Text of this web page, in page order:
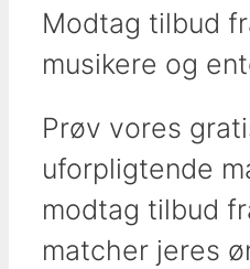
Modtag tilbud
musikere og
Prøv vores
uforpligtende
modtag tilbud
matcher jeres